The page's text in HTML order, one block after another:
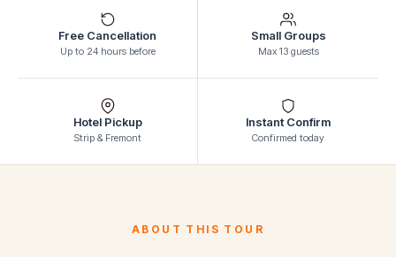
Free Cancellation
Up to 24 hours before
Small Groups
Max 13 guests
Hotel Pickup
Strip & Fremont
Instant Confirm
Confirmed today
ABOUT THIS TOUR